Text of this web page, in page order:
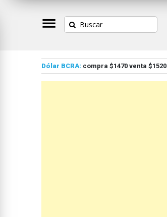
Dólar BCRA: compra $1470 venta $1520